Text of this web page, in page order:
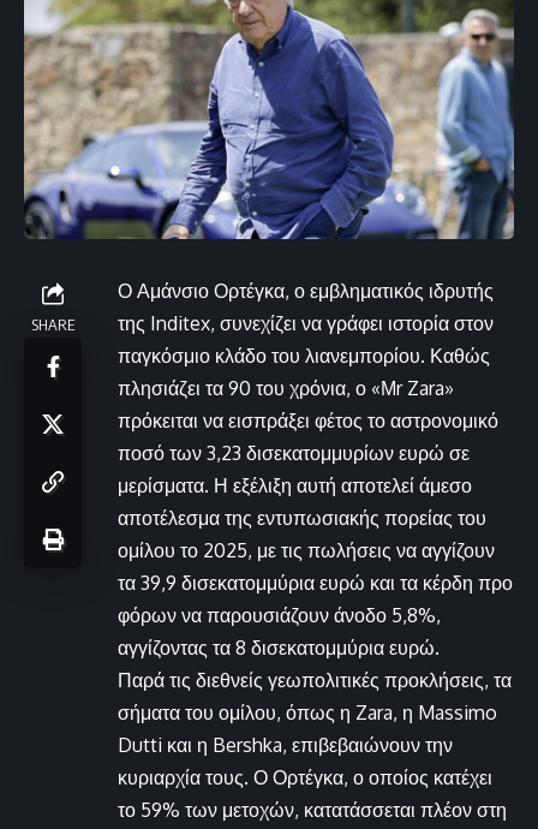
SHARE
Ο Αμάνσιο Ορτέγκα, ο εμβληματικός ιδρυτής
της Inditex, συνεχίζει να γράφει ιστορία στον
παγκόσμιο κλάδο του λιανεμπορίου. Καθώς
πλησιάζει τα 90 του χρόνια, ο «Μr Zara»
πρόκειται να εισπράξει φέτος το αστρονομικό
ποσό των 3,23 δισεκατομμυρίων ευρώ σε
μερίσματα. Η εξέλιξη αυτή αποτελεί άμεσο
αποτέλεσμα της εντυπωσιακής πορείας του
ομίλου το 2025, με τις πωλήσεις να αγγίζουν
τα 39,9 δισεκατομμύρια ευρώ και τα κέρδη προ
φόρων να παρουσιάζουν άνοδο 5,8%,
αγγίζοντας τα 8 δισεκατομμύρια ευρώ.
Παρά τις διεθνείς γεωπολιτικές προκλήσεις, τα
σήματα του ομίλου, όπως η Zara, η Massimo
Dutti και η Bershka, επιβεβαιώνουν την
κυριαρχία τους. Ο Ορτέγκα, ο οποίος κατέχει
το 59% των μετοχών, κατατάσσεται πλέον στη